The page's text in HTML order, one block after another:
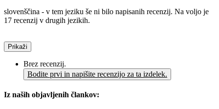
slovenščina - v tem jeziku še ni bilo napisanih recenzij. Na voljo je
17 recenzij v drugih jezikih.
Prikaži
Brez recenzij.
Bodite prvi in napišite recenzijo za ta izdelek.
Iz naših objavljenih člankov: